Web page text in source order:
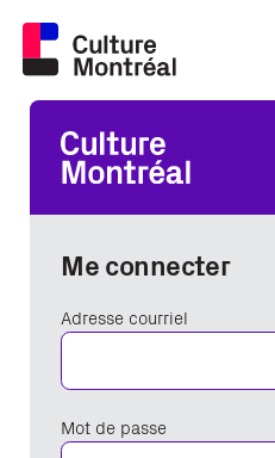
Me connecter
Adresse courriel
Mot de passe